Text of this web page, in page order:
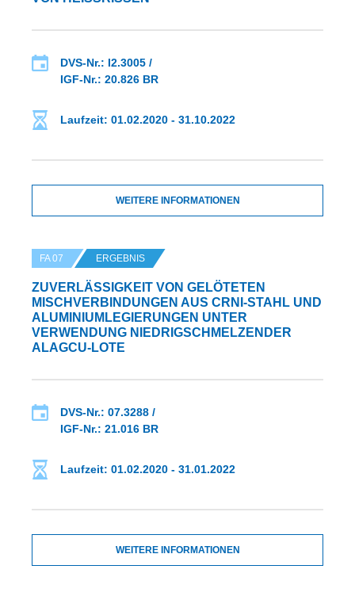
DVS-Nr.: I2.3005 /
IGF-Nr.: 20.826 BR
Laufzeit: 01.02.2020 - 31.10.2022
WEITERE INFORMATIONEN
FA 07 ERGEBNIS
ZUVERLÄSSIGKEIT VON GELÖTETEN
MISCHVERBINDUNGEN AUS CRNI-STAHL UND
ALUMINIUMLEGIERUNGEN UNTER
VERWENDUNG NIEDRIGSCHMELZENDER
ALAGCU-LOTE
DVS-Nr.: 07.3288 /
IGF-Nr.: 21.016 BR
Laufzeit: 01.02.2020 - 31.01.2022
WEITERE INFORMATIONEN